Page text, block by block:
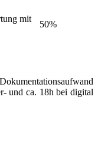
mit
50%
und ca. 18h bei digital